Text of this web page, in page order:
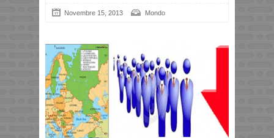
Novembre 15, 2013 Mondo